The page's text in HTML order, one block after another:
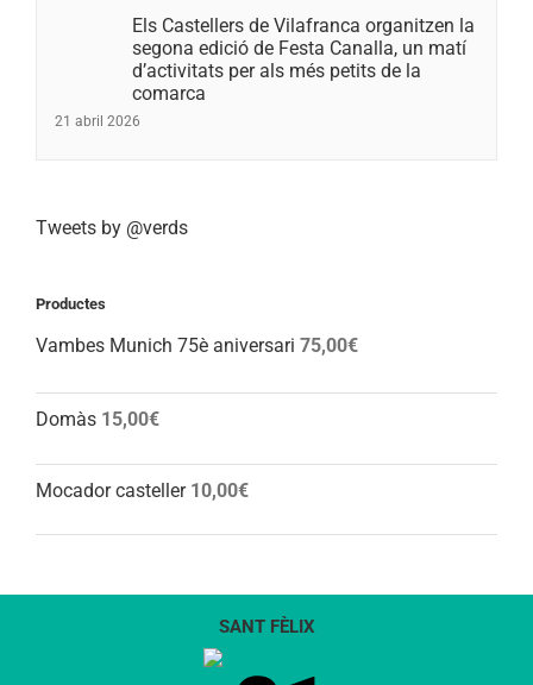
Els Castellers de Vilafranca organitzen la
segona edició de Festa Canalla, un matí
d’activitats per als més petits de la
comarca
21 abril 2026
Tweets by @verds
Productes
Vambes Munich 75è aniversari 75,00€
Domàs 15,00€
Mocador casteller 10,00€
SANT FÈLIX